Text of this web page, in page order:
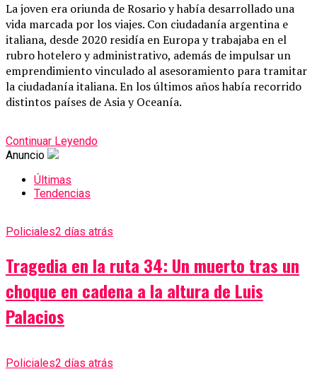
La joven era oriunda de Rosario y había desarrollado una
vida marcada por los viajes. Con ciudadanía argentina e
italiana, desde 2020 residía en Europa y trabajaba en el
rubro hotelero y administrativo, además de impulsar un
emprendimiento vinculado al asesoramiento para tramitar
la ciudadanía italiana. En los últimos años había recorrido
distintos países de Asia y Oceanía.
Continuar Leyendo
Anuncio
Últimas
Tendencias
Policiales2 días atrás
Tragedia en la ruta 34: Un muerto tras un
choque en cadena a la altura de Luis
Palacios
Policiales2 días atrás